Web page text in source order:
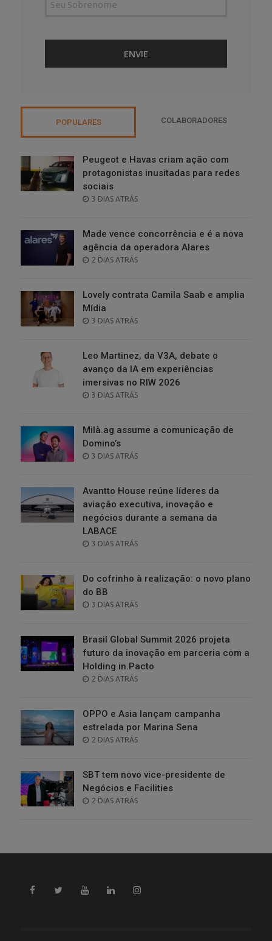
POPULARES COLABORADORES
Peugeot e Havas criam ação com
protagonistas inusitadas para redes
sociais
POSTED
3 DIAS ATRÁS
Made vence concorrência e é a nova
agência da operadora Alares
POSTED
2 DIAS ATRÁS
Lovely contrata Camila Saab e amplia
Mídia
POSTED
3 DIAS ATRÁS
Leo Martinez, da V3A, debate o
avanço da IA em experiências
imersivas no RIW 2026
POSTED
3 DIAS ATRÁS
Milà.ag assume a comunicação de
Domino’s
POSTED
3 DIAS ATRÁS
Avantto House reúne líderes da
aviação executiva, inovação e
negócios durante a semana da
LABACE
POSTED
3 DIAS ATRÁS
Do cofrinho à realização: o novo plano
do BB
POSTED
3 DIAS ATRÁS
Brasil Global Summit 2026 projeta
futuro da inovação em parceria com a
Holding in.Pacto
POSTED
2 DIAS ATRÁS
OPPO e Asia lançam campanha
estrelada por Marina Sena
POSTED
2 DIAS ATRÁS
SBT tem novo vice-presidente de
Negócios e Facilities
POSTED
2 DIAS ATRÁS